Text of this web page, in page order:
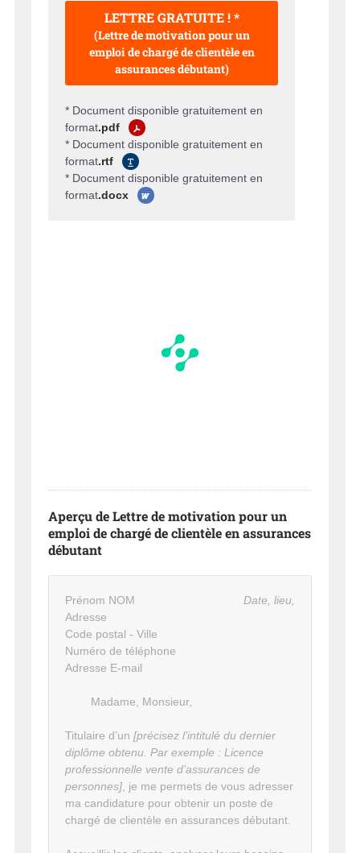
LETTRE GRATUITE ! *
(Lettre de motivation pour un
emploi de chargé de clientèle en
assurances débutant)
* Document disponible gratuitement en
format.pdf
* Document disponible gratuitement en
format.rtf
* Document disponible gratuitement en
format.docx
Aperçu de Lettre de motivation pour un
emploi de chargé de clientèle en assurances
débutant
Date, lieu,
Prénom NOM
Adresse
Code postal - Ville
Numéro de téléphone
Adresse E-mail
Madame, Monsieur,
Titulaire d’un [précisez l’intitulé du dernier
diplôme obtenu. Par exemple : Licence
professionnelle vente d’assurances de
personnes] , je me permets de vous adresser
ma candidature pour obtenir un poste de
chargé de clientèle en assurances débutant.